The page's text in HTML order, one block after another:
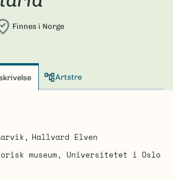
Finnes i Norge
Artstre
Hallvard Elven
museum, Universitetet i Oslo